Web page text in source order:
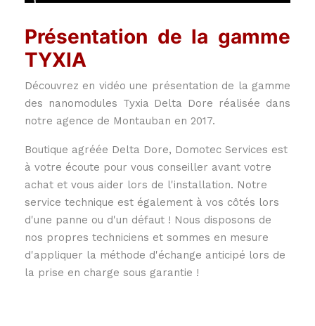
Présentation de la gamme
TYXIA
Découvrez en vidéo une présentation de la gamme
des nanomodules Tyxia Delta Dore réalisée dans
notre agence de Montauban en 2017.
Boutique agréée Delta Dore, Domotec Services est
à votre écoute pour vous conseiller avant votre
achat et vous aider lors de l'installation. Notre
service technique est également à vos côtés lors
d'une panne ou d'un défaut ! Nous disposons de
nos propres techniciens et sommes en mesure
d'appliquer la méthode d'échange anticipé lors de
la prise en charge sous garantie !